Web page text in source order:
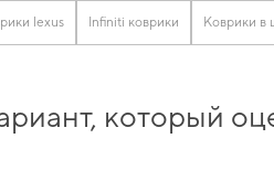
lexus Infiniti коврики Коврики в
который